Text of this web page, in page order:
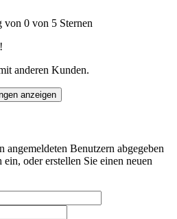
0 von 5 Sternen
anderen Kunden.
anzeigen
Benutzern abgegeben
oder erstellen Sie einen neuen